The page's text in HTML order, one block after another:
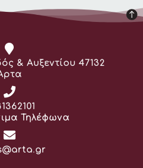
& Αυξεντίου 47132
Τηλέφωνα